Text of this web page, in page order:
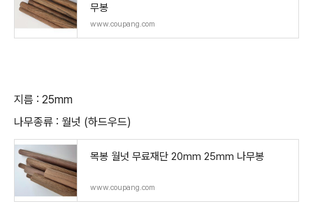
무봉
www.coupang.com
지름 : 25mm
나무종류 : 월넛 (하드우드)
목봉 월넛 무료재단 20mm 25mm 나무봉
www.coupang.com